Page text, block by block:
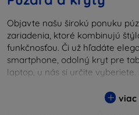
Objavte našu širokú ponuku
zariadenia, ktoré kombinujú
funkčnosťou. Či už hľadáte
smartphone, odolný kryt pre
laptop, u nás si určite
nárazmi, pričom zohľadňujú aj
viac